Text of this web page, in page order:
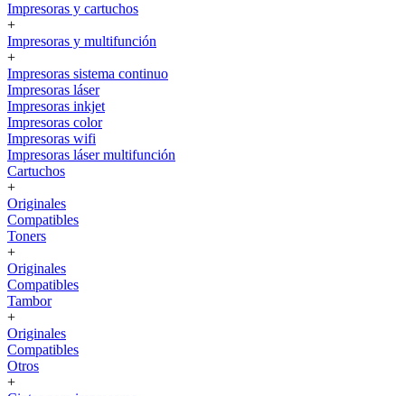
Impresoras y cartuchos
+
Impresoras y multifunción
+
Impresoras sistema continuo
Impresoras láser
Impresoras inkjet
Impresoras color
Impresoras wifi
Impresoras láser multifunción
Cartuchos
+
Originales
Compatibles
Toners
+
Originales
Compatibles
Tambor
+
Originales
Compatibles
Otros
+